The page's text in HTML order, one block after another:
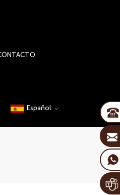
Español